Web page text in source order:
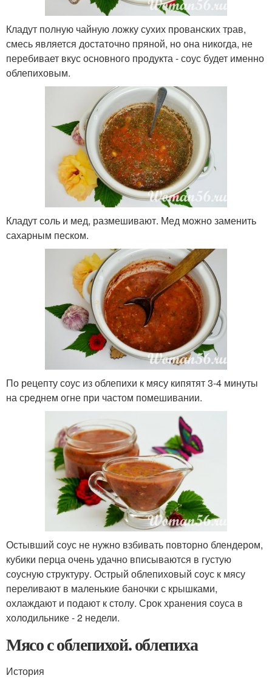
Кладут полную чайную ложку сухих прованских трав,
смесь является достаточно пряной, но она никогда, не
перебивает вкус основного продукта - соус будет именно
облепиховым.
Кладут соль и мед, размешивают. Мед можно заменить
сахарным песком.
По рецепту соус из облепихи к мясу кипятят 3-4 минуты
на среднем огне при частом помешивании.
Остывший соус не нужно взбивать повторно блендером,
кубики перца очень удачно вписываются в густую
соусную структуру. Острый облепиховый соус к мясу
переливают в маленькие баночки с крышками,
охлаждают и подают к столу. Срок хранения соуса в
холодильнике - 2 недели.
Мясо с облепихой. облепиха
История